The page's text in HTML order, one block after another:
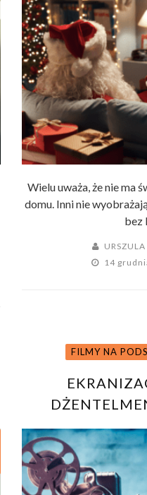
Wielu uważa, że nie ma
domu. Inni nie
bez
14
FILMY NA
AMORA